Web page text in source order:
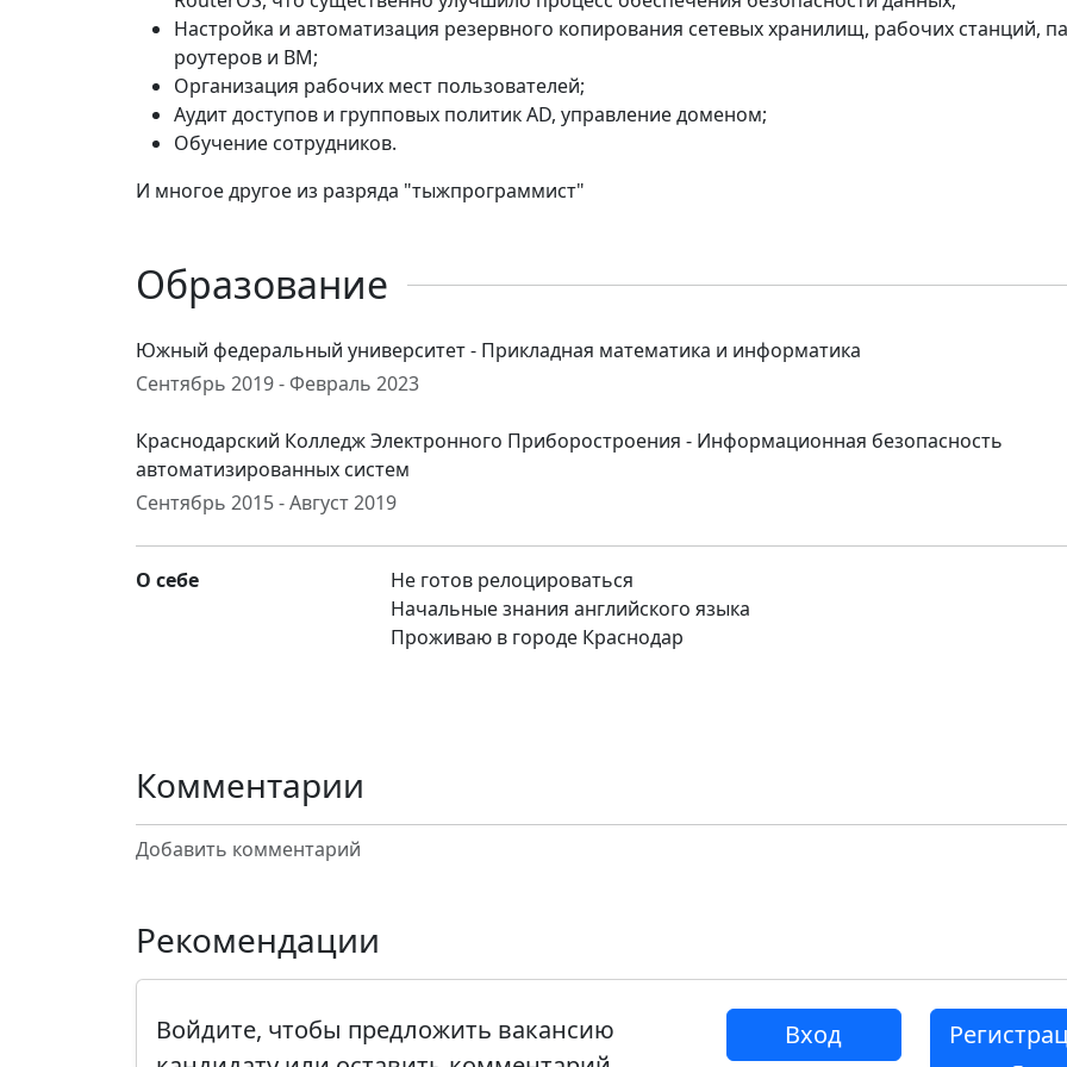
Настройка и автоматизация резервного копирования сетевых хранилищ, рабочих станций,
роутеров и ВМ;
Организация рабочих мест пользователей;
Аудит доступов и групповых политик AD, управление доменом;
Обучение сотрудников.
И многое другое из разряда "тыжпрограммист"
Образование
Южный федеральный университет - Прикладная математика и информатика
Сентябрь 2019 - Февраль 2023
Краснодарский Колледж Электронного Приборостроения - Информационная безопасность
автоматизированных систем
Сентябрь 2015 - Август 2019
О себе
Не готов релоцироваться
Начальные знания английского языка
Проживаю в городе Краснодар
Комментарии
Добавить комментарий
Рекомендации
Войдите, чтобы предложить вакансию
Вход